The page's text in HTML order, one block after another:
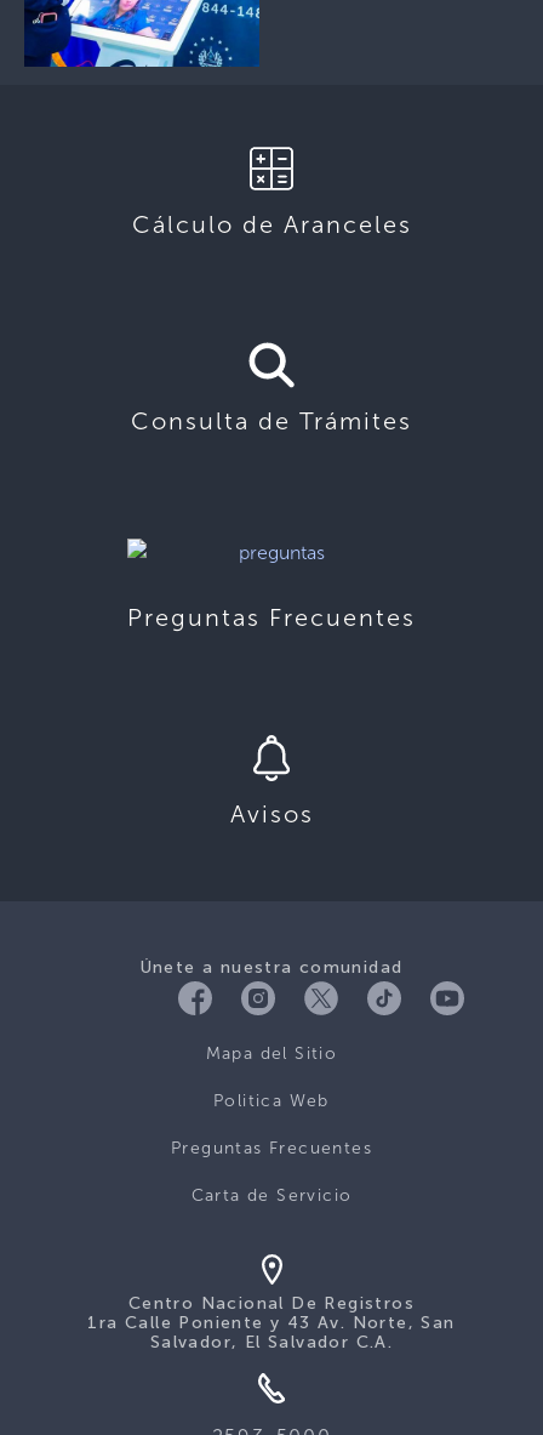
Cálculo de Aranceles
Consulta de Trámites
Preguntas Frecuentes
Avisos
Únete a nuestra comunidad
Mapa del Sitio
Politica Web
Preguntas Frecuentes
Carta de Servicio
Centro Nacional De Registros
1ra Calle Poniente y 43 Av. Norte, San
Salvador, El Salvador C.A.